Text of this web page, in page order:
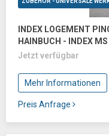
INDEX LOGEMENT
HAINBUCH - INDEX MS
Jetzt verfügbar
Mehr Informationen
Preis Anfrage